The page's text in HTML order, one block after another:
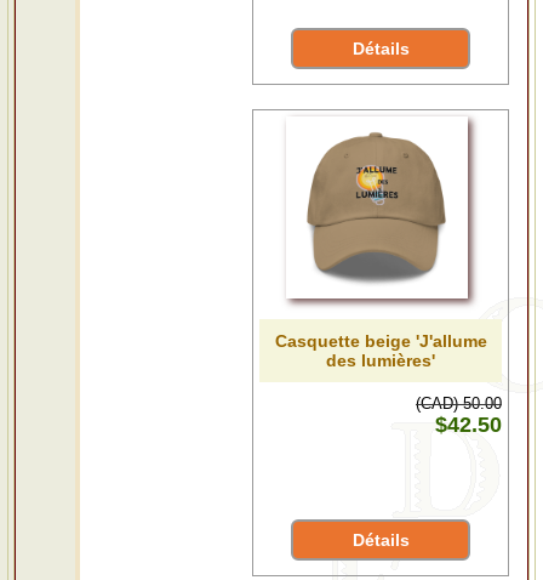
Détails
Casquette beige 'J'allume
des lumières'
(CAD) 50.00
$42.50
Détails